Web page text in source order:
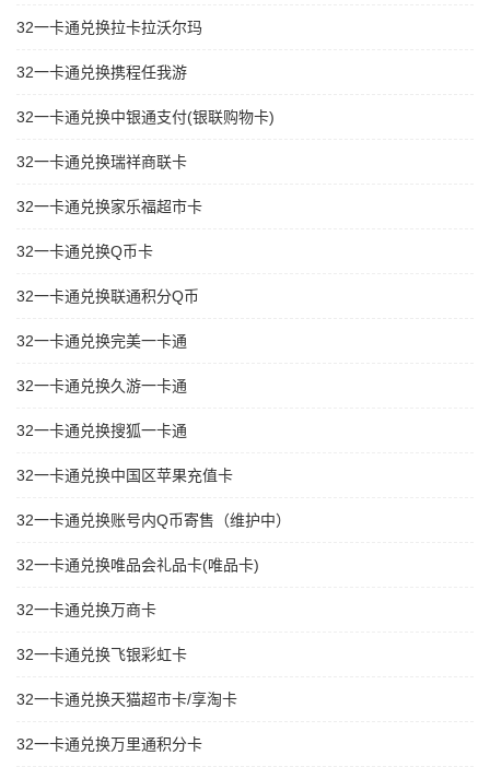
32一卡通兑换拉卡拉沃尔玛
32一卡通兑换携程任我游
32一卡通兑换中银通支付(银联购物卡)
32一卡通兑换瑞祥商联卡
32一卡通兑换家乐福超市卡
32一卡通兑换Q币卡
32一卡通兑换联通积分Q币
32一卡通兑换完美一卡通
32一卡通兑换久游一卡通
32一卡通兑换搜狐一卡通
32一卡通兑换中国区苹果充值卡
32一卡通兑换账号内Q币寄售（维护中）
32一卡通兑换唯品会礼品卡(唯品卡)
32一卡通兑换万商卡
32一卡通兑换飞银彩虹卡
32一卡通兑换天猫超市卡/享淘卡
32一卡通兑换万里通积分卡